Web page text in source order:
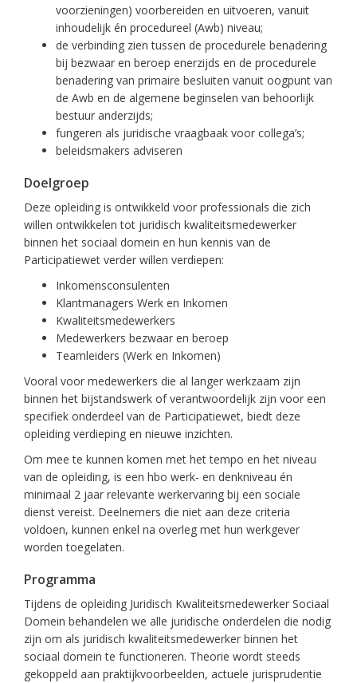
voorzieningen) voorbereiden en uitvoeren, vanuit
inhoudelijk én procedureel (Awb) niveau;
de verbinding zien tussen de procedurele benadering
bij bezwaar en beroep enerzijds en de procedurele
benadering van primaire besluiten vanuit oogpunt van
de Awb en de algemene beginselen van behoorlijk
bestuur anderzijds;
fungeren als juridische vraagbaak voor collega’s;
beleidsmakers adviseren
Doelgroep
Deze opleiding is ontwikkeld voor professionals die zich
willen ontwikkelen tot juridisch kwaliteitsmedewerker
binnen het sociaal domein en hun kennis van de
Participatiewet verder willen verdiepen:
Inkomensconsulenten
Klantmanagers Werk en Inkomen
Kwaliteitsmedewerkers
Medewerkers bezwaar en beroep
Teamleiders (Werk en Inkomen)
Vooral voor medewerkers die al langer werkzaam zijn
binnen het bijstandswerk of verantwoordelijk zijn voor een
specifiek onderdeel van de Participatiewet, biedt deze
opleiding verdieping en nieuwe inzichten.
Om mee te kunnen komen met het tempo en het niveau
van de opleiding, is een hbo werk- en denkniveau én
minimaal 2 jaar relevante werkervaring bij een sociale
dienst vereist. Deelnemers die niet aan deze criteria
voldoen, kunnen enkel na overleg met hun werkgever
worden toegelaten.
Programma
Tijdens de opleiding Juridisch Kwaliteitsmedewerker Sociaal
Domein behandelen we alle juridische onderdelen die nodig
zijn om als juridisch kwaliteitsmedewerker binnen het
sociaal domein te functioneren. Theorie wordt steeds
gekoppeld aan praktijkvoorbeelden, actuele jurisprudentie